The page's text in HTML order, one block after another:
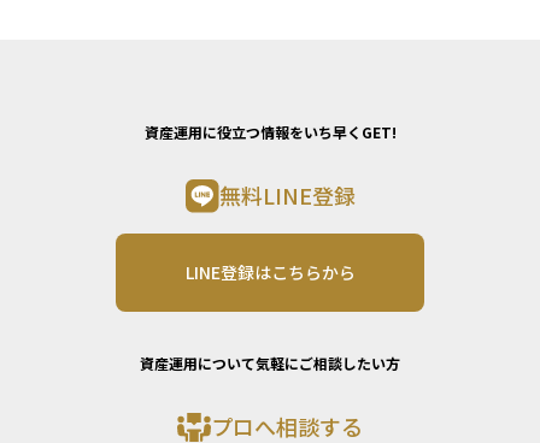
資産運用に役立つ情報をいち早くGET!
無料LINE登録
LINE登録はこちらから
資産運用について気軽にご相談したい方
プロへ相談する